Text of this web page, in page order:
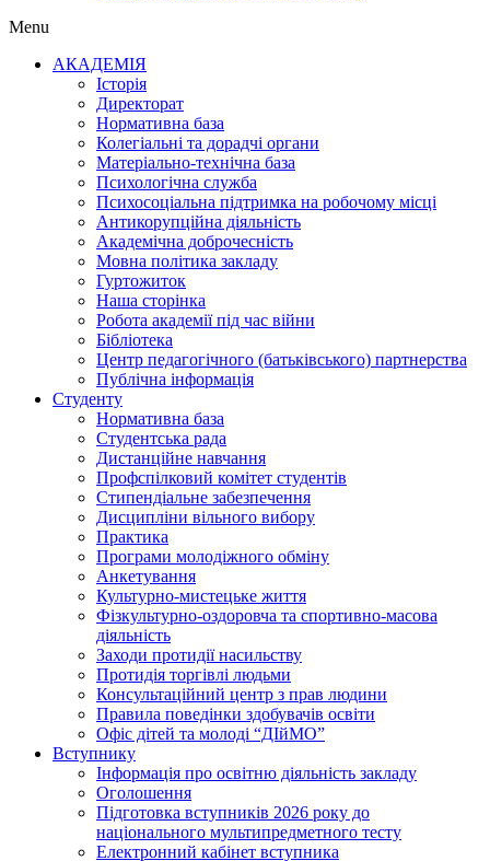
Menu
АКАДЕМІЯ
Історія
Директорат
Нормативна база
Колегіальні та дорадчі органи
Матеріально-технічна база
Психологічна служба
Психосоціальна підтримка на робочому місці
Антикорупційна діяльність
Академічна доброчесність
Мовна політика закладу
Гуртожиток
Наша сторінка
Робота академії під час війни
Бібліотека
Центр педагогічного (батьківського) партнерства
Публічна інформація
Студенту
Нормативна база
Студентська рада
Дистанційне навчання
Профспілковий комітет студентів
Стипендіальне забезпечення
Дисципліни вільного вибору
Практика
Програми молодіжного обміну
Анкетування
Культурно-мистецьке життя
Фізкультурно-оздоровча та спортивно-масова
діяльність
Заходи протидії насильству
Протидія торгівлі людьми
Консультаційний центр з прав людини
Правила поведінки здобувачів освіти
Офіс дітей та молоді “ДІйМО”
Вступнику
Інформація про освітню діяльність закладу
Оголошення
Підготовка вступників 2026 року до
національного мультипредметного тесту
Електронний кабінет вступника